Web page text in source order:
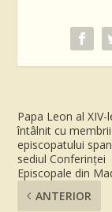
Papa Leon al XIV-
întâlnit cu membrii
episcopatului
sediul Conferinței
Episcopale din
ANTERIOR